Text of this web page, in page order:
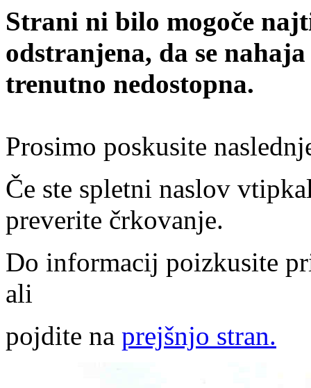
Strani ni bilo mogoče
odstranjena, da se
trenutno nedostopna.
Prosimo poskusite
Če ste spletni naslov
preverite črkovanje.
Do informacij poizkusite
ali
pojdite na prejšnjo stran.